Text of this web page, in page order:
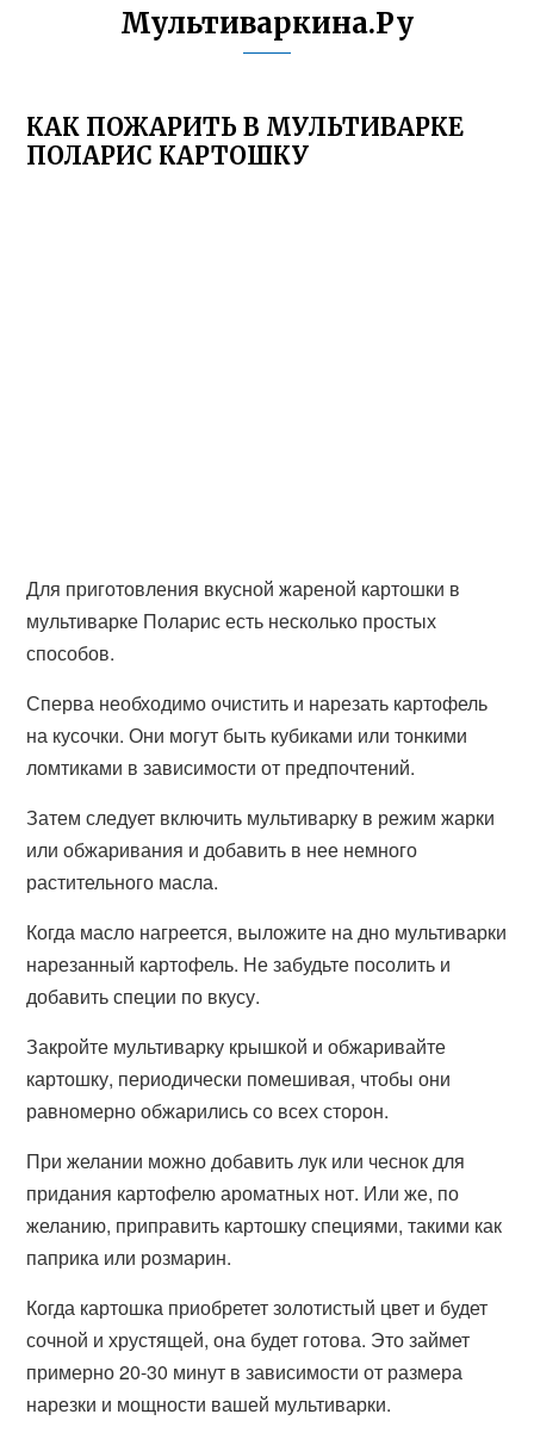
Мультиваркина.Ру
КАК ПОЖАРИТЬ В МУЛЬТИВАРКЕ
ПОЛАРИС КАРТОШКУ
Для приготовления вкусной жареной картошки в
мультиварке Поларис есть несколько простых
способов.
Сперва необходимо очистить и нарезать картофель
на кусочки. Они могут быть кубиками или тонкими
ломтиками в зависимости от предпочтений.
Затем следует включить мультиварку в режим жарки
или обжаривания и добавить в нее немного
растительного масла.
Когда масло нагреется, выложите на дно мультиварки
нарезанный картофель. Не забудьте посолить и
добавить специи по вкусу.
Закройте мультиварку крышкой и обжаривайте
картошку, периодически помешивая, чтобы они
равномерно обжарились со всех сторон.
При желании можно добавить лук или чеснок для
придания картофелю ароматных нот. Или же, по
желанию, приправить картошку специями, такими как
паприка или розмарин.
Когда картошка приобретет золотистый цвет и будет
сочной и хрустящей, она будет готова. Это займет
примерно 20-30 минут в зависимости от размера
нарезки и мощности вашей мультиварки.